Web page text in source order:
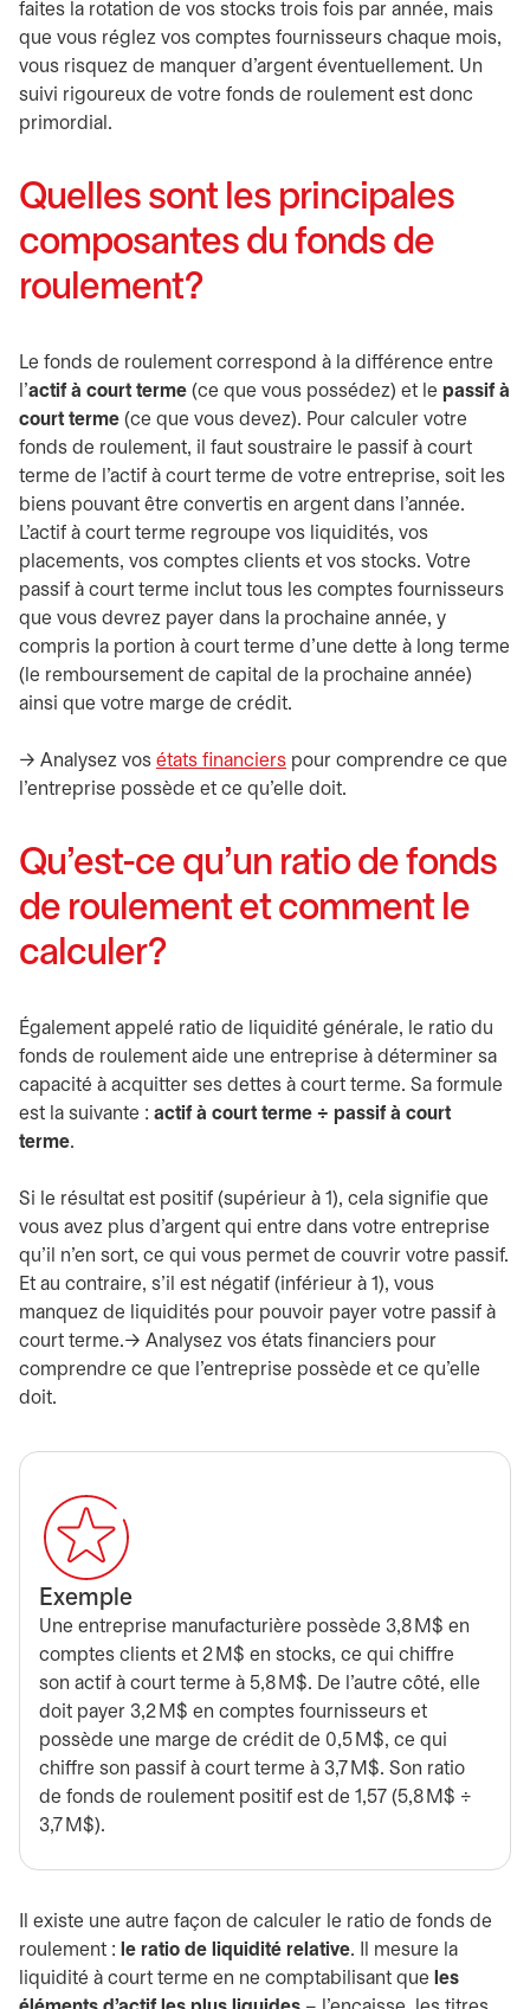
faites la rotation de vos stocks trois fois par année, mais
que vous réglez vos comptes fournisseurs chaque mois,
vous risquez de manquer d’argent éventuellement. Un
suivi rigoureux de votre fonds de roulement est donc
primordial.
Quelles sont les principales
composantes du fonds de
roulement?
Le fonds de roulement correspond à la différence entre
l’actif à court terme (ce que vous possédez) et le passif à
court terme (ce que vous devez). Pour calculer votre
fonds de roulement, il faut soustraire le passif à court
terme de l’actif à court terme de votre entreprise, soit les
biens pouvant être convertis en argent dans l’année.
L’actif à court terme regroupe vos liquidités, vos
placements, vos comptes clients et vos stocks. Votre
passif à court terme inclut tous les comptes fournisseurs
que vous devrez payer dans la prochaine année, y
compris la portion à court terme d’une dette à long terme
(le remboursement de capital de la prochaine année)
ainsi que votre marge de crédit.
-> Analysez vos états financiers pour comprendre ce que
l’entreprise possède et ce qu’elle doit.
Qu’est-ce qu’un ratio de fonds
de roulement et comment le
calculer?
Également appelé ratio de liquidité générale, le ratio du
fonds de roulement aide une entreprise à déterminer sa
capacité à acquitter ses dettes à court terme. Sa formule
est la suivante : actif à court terme ÷ passif à court
terme.
Si le résultat est positif (supérieur à 1), cela signifie que
vous avez plus d’argent qui entre dans votre entreprise
qu’il n’en sort, ce qui vous permet de couvrir votre passif.
Et au contraire, s’il est négatif (inférieur à 1), vous
manquez de liquidités pour pouvoir payer votre passif à
court terme.-> Analysez vos états financiers pour
comprendre ce que l’entreprise possède et ce qu’elle
doit.
Exemple
Une entreprise manufacturière possède 3,8 M$ en
comptes clients et 2 M$ en stocks, ce qui chiffre
son actif à court terme à 5,8 M$. De l’autre côté, elle
doit payer 3,2 M$ en comptes fournisseurs et
possède une marge de crédit de 0,5 M$, ce qui
chiffre son passif à court terme à 3,7 M$. Son ratio
de fonds de roulement positif est de 1,57 (5,8 M$ ÷
3,7 M$).
Il existe une autre façon de calculer le ratio de fonds de
roulement : le ratio de liquidité relative. Il mesure la
liquidité à court terme en ne comptabilisant que les